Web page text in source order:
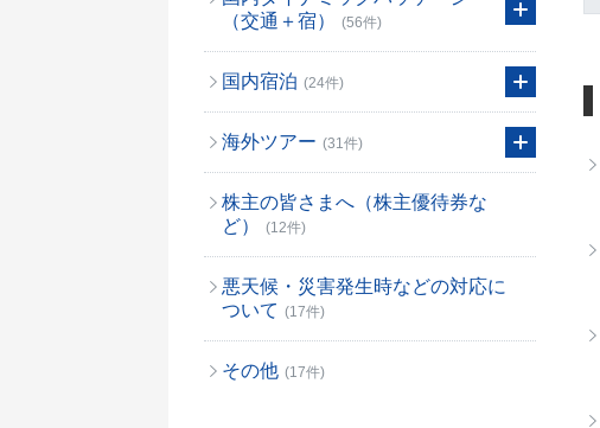
（交通＋宿）
(56件)
国内宿泊 (24件)
海外ツアー (31件)
株主の皆さまへ（株主優待券な
ど）
(12件)
悪天候・災害発生時などの対応に
ついて (17件)
その他 (17件)